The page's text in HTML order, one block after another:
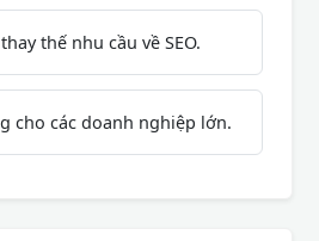
thế nhu cầu về SEO.
cho các doanh nghiệp lớn.